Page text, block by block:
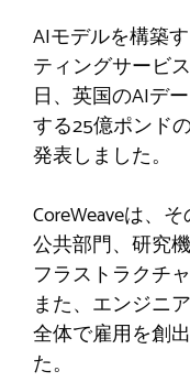
AIモデルを構築
ティングサービ
日、英国のAIデ
する25億ポンド
発表しました。
CoreWeaveは、
公共部門、研究
フラストラクチ
また、エンジニ
全体で雇用を創
た。